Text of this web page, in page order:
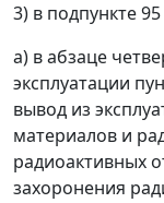
3) в подпункте
а) в абзаце
эксплуатации
вывод из
материалов и
радиоактивных
захоронения